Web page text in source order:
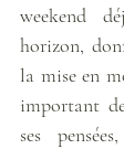
weekend
horizon,
la mise en
important
ses